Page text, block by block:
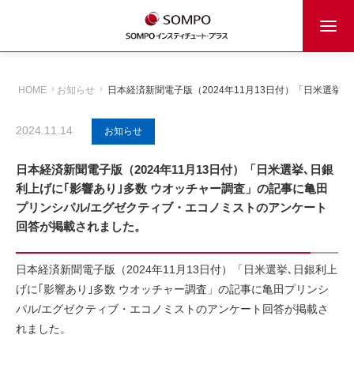
HOME お知らせ 日本経済新聞電子版（2024年11月13日付）「日米選挙､
2024.11.14 お知らせ
日本経済新聞電子版（2024年11月13日付）「日米選挙､日銀
利上げに｢影響あり｣多数 ウオッチャー調査」の記事に亀田
プリンシパル/エグゼクティブ・エコノミストのアンケート
回答が掲載されました。
日本経済新聞電子版（2024年11月13日付）「日米選挙､日銀利上
げに｢影響あり｣多数 ウオッチャー調査」の記事に亀田プリンシ
パル/エグゼクティブ・エコノミストのアンケート回答が掲載さ
れました。